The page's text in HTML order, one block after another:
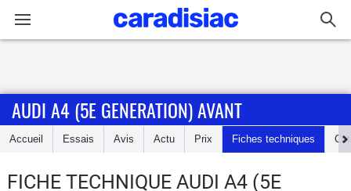
Accueil
AUDI A4 (5E GENERATION) AVANT
Accueil Essais Avis Actu Prix Fiches techniques
FICHE TECHNIQUE AUDI A4 (5E